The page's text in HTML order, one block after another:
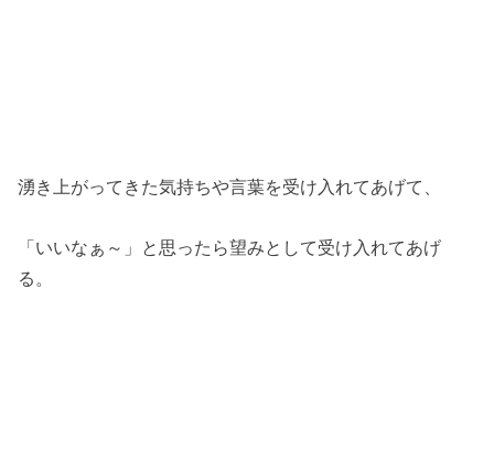
湧き上がってきた気持ちや言葉を受け入れてあげて、
「いいなぁ～」と思ったら望みとして受け入れてあげ
る。